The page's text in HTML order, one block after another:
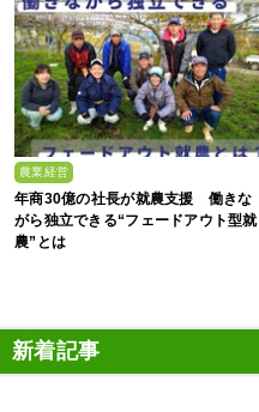
農業経営
年商30億の社長が就農支援 働きな
がら独立できる“フェードアウト型就
農”とは
新着記事